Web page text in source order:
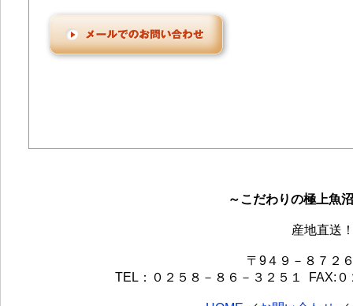
～こだわりの極上魚
産地直送
〒9４９－８７２
TEL：０２５８－８６－３２５１ FAX: